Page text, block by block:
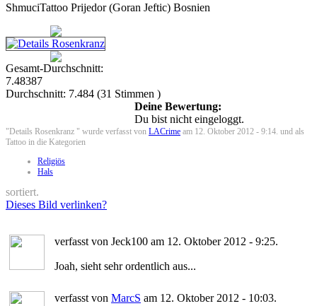
ShmuciTattoo Prijedor (Goran Jeftic) Bosnien
Gesamt-Durchschnitt:
7.48387
Durchschnitt: 7.484 (31 Stimmen )
Deine Bewertung:
Du bist nicht eingeloggt.
"Details Rosenkranz " wurde verfasst von LACrime am 12. Oktober 2012 - 9:14. und als
Tattoo in die Kategorien
Religiös
Hals
sortiert.
Dieses Bild verlinken?
verfasst von Jeck100 am 12. Oktober 2012 - 9:25.
Joah, sieht sehr ordentlich aus...
verfasst von MarcS am 12. Oktober 2012 - 10:03.